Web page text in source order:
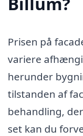
Prisen på
variere
herunder
tilstanden af
behandling,
set kan du